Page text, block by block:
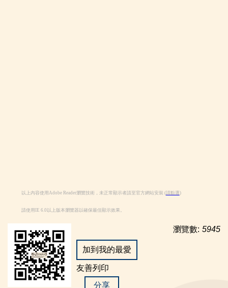
以上內容使用Adobe Reader瀏覽技術，未正常顯示者請至官方網站安裝 (請點選)
請使用IE 6.0以上版本瀏覽器以確保最佳顯示效果。
瀏覽數: 5945
加到我的最愛
友善列印
分享